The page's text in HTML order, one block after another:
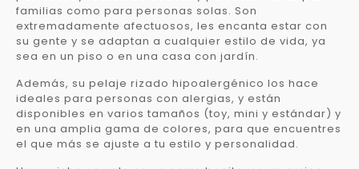
familias como para personas solas. Son
extremadamente afectuosos, les encanta estar con
su gente y se adaptan a cualquier estilo de vida, ya
sea en un piso o en una casa con jardín.
Además, su pelaje rizado hipoalergénico los hace
ideales para personas con alergias, y están
disponibles en varios tamaños (toy, mini y estándar) y
en una amplia gama de colores, para que encuentres
el que más se ajuste a tu estilo y personalidad.